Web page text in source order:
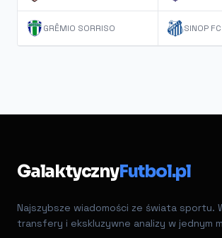
GRÊMIO SORRISO SINOP FC
GalaktycznyFutbol.pl
Najszybsze wiadomości ze świata sportu.
transfery i ekskluzywne analizy w jednym